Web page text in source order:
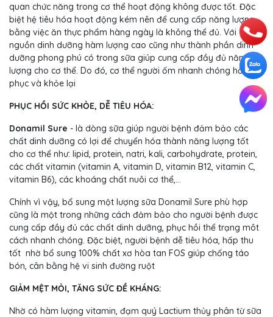
quan chức năng trong cơ thể hoạt động không được tốt. Đặc
biệt hệ tiêu hóa hoạt động kém nên để cung cấp năng lượng
bằng việc ăn thực phẩm hàng ngày là không thể đủ. Với
nguồn dinh dưỡng hàm lượng cao cũng như thành phần dinh
dưỡng phong phú có trong sữa giúp cung cấp đầy đủ năng
lượng cho cơ thể. Do đó, cơ thể người ốm nhanh chóng hồi
phục và khỏe lại
PHỤC HỒI SỨC KHỎE, DỄ TIÊU HÓA:
Donamil Sure - là dòng sữa giúp người bệnh đảm bảo các
chất dinh dưỡng có lợi để chuyển hóa thành năng lượng tốt
cho cơ thể như: lipid, protein, natri, kali, carbohydrate, protein,
các chất vitamin (vitamin A, vitamin D, vitamin B12, vitamin C,
vitamin B6), các khoáng chất nuôi cơ thể,…
Chính vì vậy, bổ sung một lượng sữa Donamil Sure phù hợp
cũng là một trong những cách đảm bảo cho người bệnh được
cung cấp đầy đủ các chất dinh dưỡng, phục hồi thể trạng môt
cách nhanh chóng. Đặc biệt, người bệnh dễ tiêu hóa, hấp thu
tốt nhờ bổ sung 100% chất xơ hòa tan FOS giúp chống táo
bón, cân bằng hệ vi sinh đường ruột
GIẢM MỆT MỎI, TĂNG SỨC ĐỀ KHÁNG:
Nhờ có hàm lượng vitamin, đạm quý Lactium thủy phân từ sữa